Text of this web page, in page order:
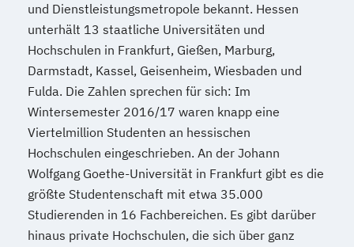
und Dienstleistungsmetropole bekannt. Hessen
unterhält 13 staatliche Universitäten und
Hochschulen in Frankfurt, Gießen, Marburg,
Darmstadt, Kassel, Geisenheim, Wiesbaden und
Fulda. Die Zahlen sprechen für sich: Im
Wintersemester 2016/17 waren knapp eine
Viertelmillion Studenten an hessischen
Hochschulen eingeschrieben. An der Johann
Wolfgang Goethe-Universität in Frankfurt gibt es die
größte Studentenschaft mit etwa 35.000
Studierenden in 16 Fachbereichen. Es gibt darüber
hinaus private Hochschulen, die sich über ganz